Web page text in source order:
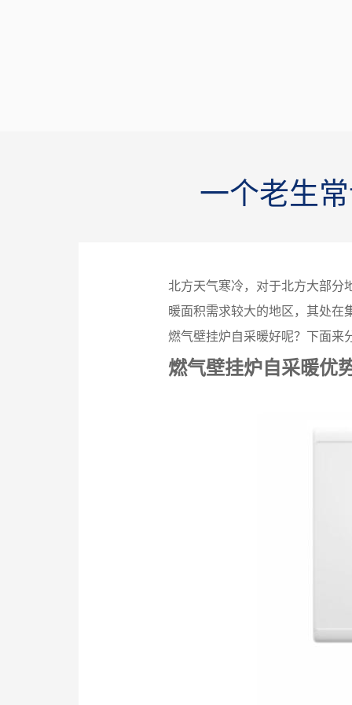
一个老生
北方天气寒冷，对于北方大部分
暖面积需求较大的地区，其处在
燃气壁挂炉自采暖好呢？下面来
燃气壁挂炉自采暖优